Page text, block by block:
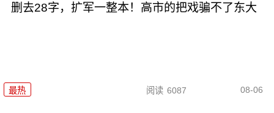
删去28字，扩军一整本！高市的把戏骗不了东大
最热 阅读 6087 08-06